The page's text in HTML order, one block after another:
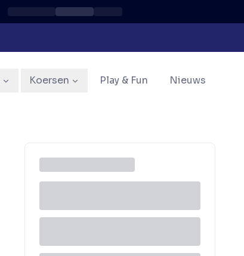
Koersen Play & Fun Nieuws